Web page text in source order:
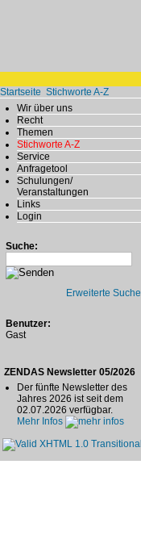
Startseite Stichworte A-Z
Wir über uns
Recht
Themen
Stichworte A-Z
Service
Anfragetool
Schulungen/
Veranstaltungen
Links
Login
Suche:
Erweiterte Suche
Benutzer:
Gast
ZENDAS Newsletter 05/2026
Der fünfte Newsletter des
Jahres 2026 ist seit dem
02.07.2026 verfügbar.
Mehr Infos